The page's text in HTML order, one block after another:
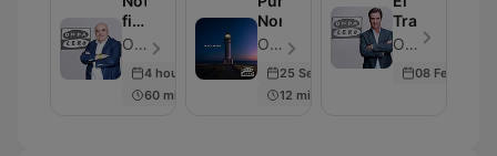
fin
de
semana
OndaCero - Folge 301
4 hours ago
60 min
Norte
OndaCero - Folge 300
25 Sep 2025
12 min
Transistor
OndaCero - Folge 300
08 Feb 2024